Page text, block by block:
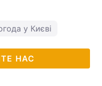
у Києві
НАС